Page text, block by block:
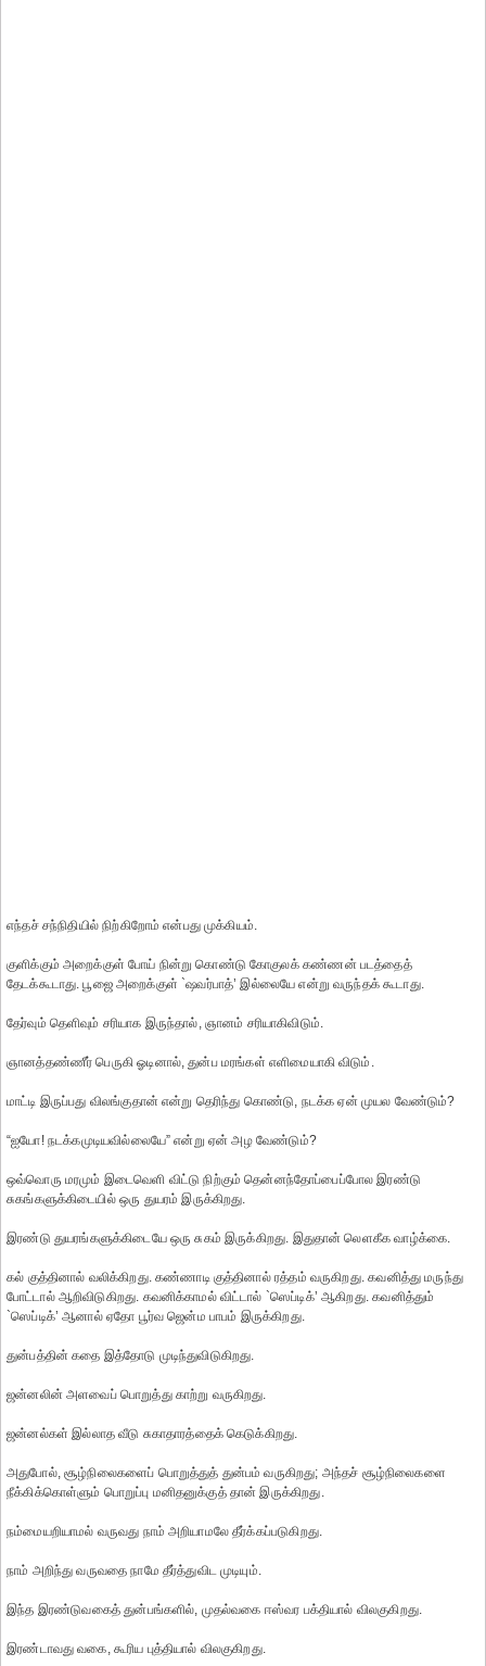
எந்தச் சந்நிதியில் நிற்கிறோம் என்பது முக்கியம்.
குளிக்கும் அறைக்குள் போய் நின்று கொண்டு கோகுலக் கண்ணன் படத்தைத்
தேடக்கூடாது. பூஜை அறைக்குள் `ஷவர்பாத்’ இல்லையே என்று வருந்தக் கூடாது.
தேர்வும் தெளிவும் சரியாக இருந்தால், ஞானம் சரியாகிவிடும்.
ஞானத்தண்ணீர் பெருகி ஓடினால், துன்ப மரங்கள் எளிமையாகி விடும்.
மாட்டி இருப்பது விலங்குதான் என்று தெரிந்து கொண்டு, நடக்க ஏன் முயல வேண்டும்?
“ஐயோ! நடக்கமுடியவில்லையே” என்று ஏன் அழ வேண்டும்?
ஒவ்வொரு மரமும் இடைவெளி விட்டு நிற்கும் தென்னந்தோப்பைப்போல இரண்டு
சுகங்களுக்கிடையில் ஒரு துயரம் இருக்கிறது.
இரண்டு துயரங்களுக்கிடையே ஒரு சுகம் இருக்கிறது. இதுதான் லெளகீக வாழ்க்கை.
கல் குத்தினால் வலிக்கிறது. கண்ணாடி குத்தினால் ரத்தம் வருகிறது. கவனித்து மருந்து
போட்டால் ஆறிவிடுகிறது. கவனிக்காமல் விட்டால் `ஸெப்டிக்’ ஆகிறது. கவனித்தும்
`ஸெப்டிக்’ ஆனால் ஏதோ பூர்வ ஜென்ம பாபம் இருக்கிறது.
துன்பத்தின் கதை இத்தோடு முடிந்துவிடுகிறது.
ஜன்னலின் அளவைப் பொறுத்து காற்று வருகிறது.
ஜன்னல்கள் இல்லாத வீடு சுகாதாரத்தைக் கெடுக்கிறது.
அதுபோல், சூழ்நிலைகளைப் பொறுத்துத் துன்பம் வருகிறது; அந்தச் சூழ்நிலைகளை
நீக்கிக்கொள்ளும் பொறுப்பு மனிதனுக்குத் தான் இருக்கிறது.
நம்மையறியாமல் வருவது நாம் அறியாமலே தீர்க்கப்படுகிறது.
நாம் அறிந்து வருவதை நாமே தீர்த்துவிட முடியும்.
இந்த இரண்டுவகைத் துன்பங்களில், முதல்வகை ஈஸ்வர பக்தியால் விலகுகிறது.
இரண்டாவது வகை, கூரிய புத்தியால் விலகுகிறது.